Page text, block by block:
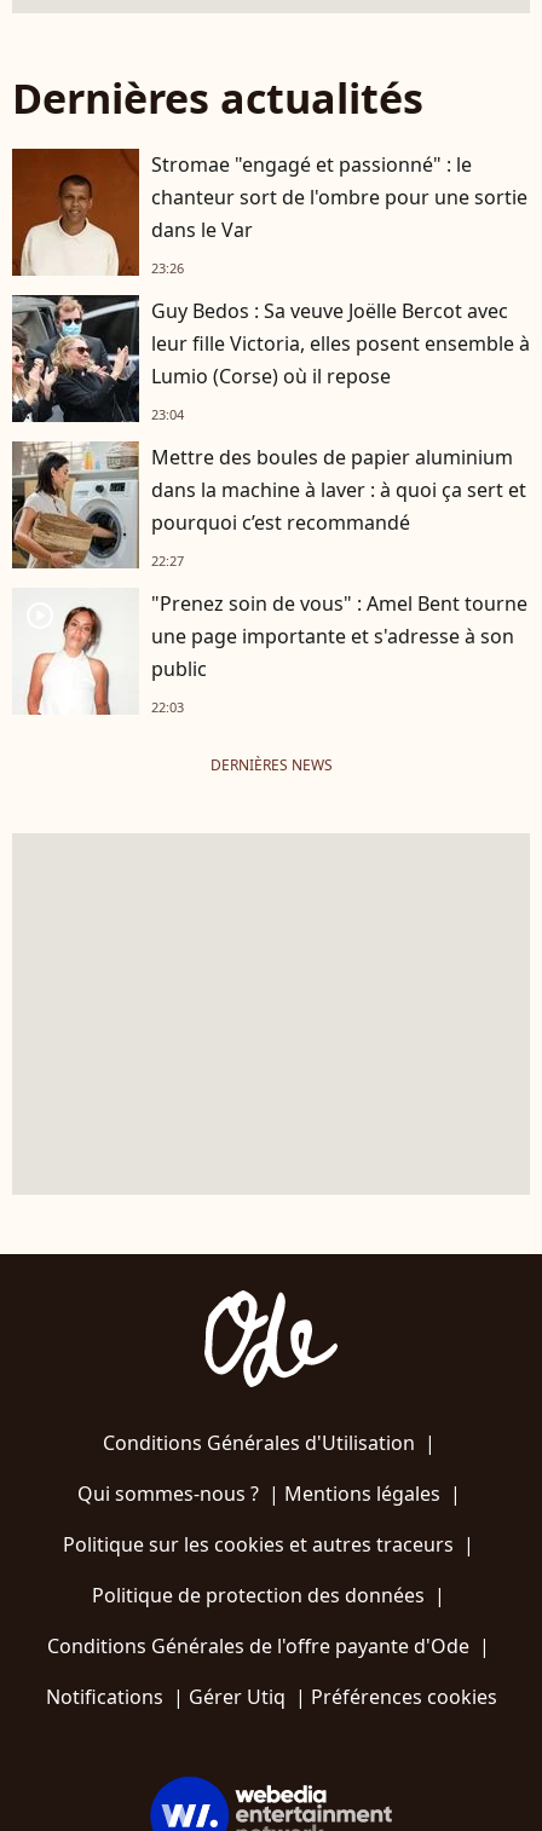
Dernières actualités
Stromae "engagé et passionné" : le
chanteur sort de l'ombre pour une sortie
dans le Var
23:26
Guy Bedos : Sa veuve Joëlle Bercot avec
leur fille Victoria, elles posent ensemble à
Lumio (Corse) où il repose
23:04
Mettre des boules de papier aluminium
dans la machine à laver : à quoi ça sert et
pourquoi c’est recommandé
22:27
"Prenez soin de vous" : Amel Bent tourne
une page importante et s'adresse à son
public
22:03
DERNIÈRES NEWS
Conditions Générales d'Utilisation |
Qui sommes-nous ?| Mentions légales |
Politique sur les cookies et autres traceurs |
Politique de protection des données |
Conditions Générales de l'offre payante d'Ode |
Notifications | Gérer Utiq | Préférences cookies